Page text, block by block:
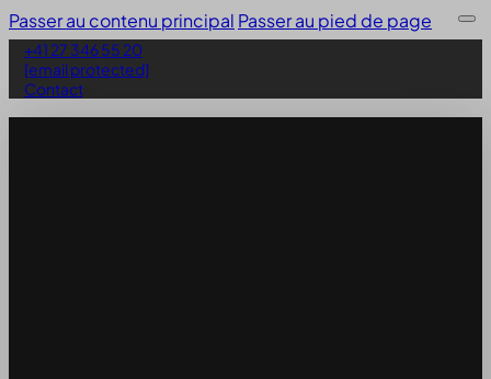
Passer au contenu principal Passer au pied de page
+41 27 346 55 20
[email protected]
Contact